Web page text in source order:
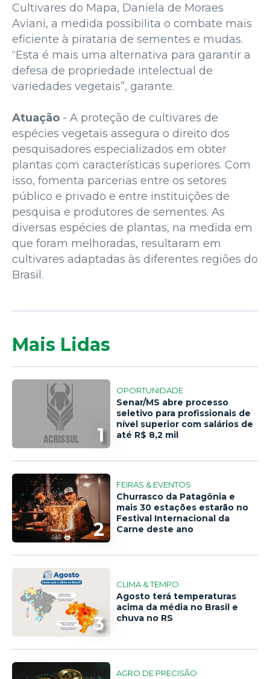
Cultivares do Mapa, Daniela de Moraes
Aviani, a medida possibilita o combate mais
eficiente à pirataria de sementes e mudas.
“Esta é mais uma alternativa para garantir a
defesa de propriedade intelectual de
variedades vegetais”, garante.
Atuação - A proteção de cultivares de
espécies vegetais assegura o direito dos
pesquisadores especializados em obter
plantas com características superiores. Com
isso, fomenta parcerias entre os setores
público e privado e entre instituições de
pesquisa e produtores de sementes. As
diversas espécies de plantas, na medida em
que foram melhoradas, resultaram em
cultivares adaptadas às diferentes regiões do
Brasil.
Mais Lidas
1
OPORTUNIDADE
Senar/MS abre processo
seletivo para profissionais de
nível superior com salários de
até R$ 8,2 mil
2
FEIRAS & EVENTOS
Churrasco da Patagônia e
mais 30 estações estarão no
Festival Internacional da
Carne deste ano
3
CLIMA & TEMPO
Agosto terá temperaturas
acima da média no Brasil e
chuva no RS
AGRO DE PRECISÃO